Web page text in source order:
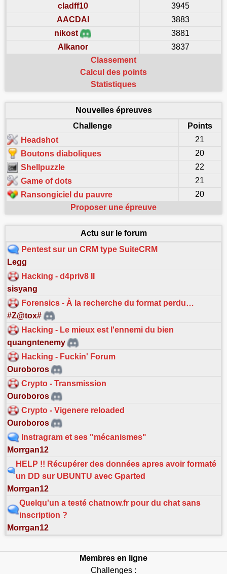
cladff10
3945
AACDAI
3883
nikost
3881
Alkanor
3837
Classement
Calcul des points
Statistiques
Nouvelles épreuves
Challenge
Points
Headshot
21
Boutons diaboliques
20
Shellpuzzle
22
Game of dots
21
Ransongiciel du pauvre
20
Proposer une épreuve
Actu sur le forum
Pentest sur un CRM type SuiteCRM
Legg
Hacking - d4priv8 II
sisyang
Forensics - À la recherche du format perdu…
#Z@tox#
Hacking - Le mieux est l'ennemi du bien
quangntenemy
Hacking - Fuckin' Forum
Ouroboros
Crypto - Transmission
Ouroboros
Crypto - Vigenere reloaded
Ouroboros
Instragram et ses "mécanismes"
Morrgan12
HELP !! Récupérer des données apres avoir formaté
un DD sur UBUNTU avec Gparted
Morrgan12
Quelqu'un a testé chatnow.fr pour du chat sans
inscription ?
Morrgan12
Membres en ligne
Challenges :